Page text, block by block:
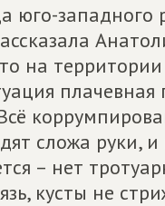
юго-западного
на
плачевная
сложа руки, и
– нет
кусты не